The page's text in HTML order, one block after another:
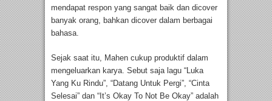
mendapat respon yang sangat baik dan dicover
banyak orang, bahkan dicover dalam berbagai
bahasa.
Sejak saat itu, Mahen cukup produktif dalam
mengeluarkan karya. Sebut saja lagu “Luka
Yang Ku Rindu”, “Datang Untuk Pergi”, “Cinta
Selesai” dan “It’s Okay To Not Be Okay” adalah